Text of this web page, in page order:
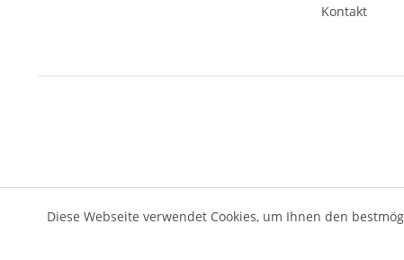
Kontakt
Diese Webseite verwendet Cookies, um Ihnen den